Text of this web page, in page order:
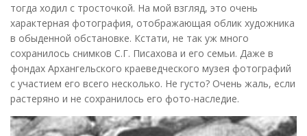
тогда ходил с тросточкой. На мой взгляд, это очень
характерная фотография, отображающая облик художника
в обыденной обстановке. Кстати, не так уж много
сохранилось снимков С.Г. Писахова и его семьи. Даже в
фондах Архангельского краеведческого музея фотографий
с участием его всего несколько. Не густо? Очень жаль, если
растеряно и не сохранилось его фото-наследие.